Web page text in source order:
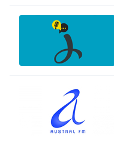
dialog
window.